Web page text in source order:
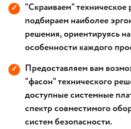
✓
“Скраиваем”
подбираем наиболее
решения, ориентируясь
особенности каждого
✓
Предоставляем вам
“фасон” технического
доступные системные
спектр совместимого
систем безопасности.